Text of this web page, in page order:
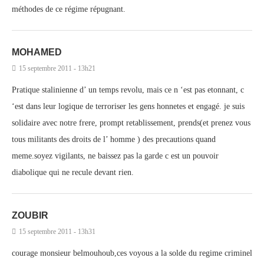
méthodes de ce régime répugnant.
MOHAMED
15 septembre 2011 - 13h21
Pratique stalinienne d’ un temps revolu, mais ce n ‘est pas etonnant, c
‘est dans leur logique de terroriser les gens honnetes et engagé. je suis
solidaire avec notre frere, prompt retablissement, prends(et prenez vous
tous militants des droits de l’ homme ) des precautions quand
meme.soyez vigilants, ne baissez pas la garde c est un pouvoir
diabolique qui ne recule devant rien.
ZOUBIR
15 septembre 2011 - 13h31
courage monsieur belmouhoub,ces voyous a la solde du regime criminel